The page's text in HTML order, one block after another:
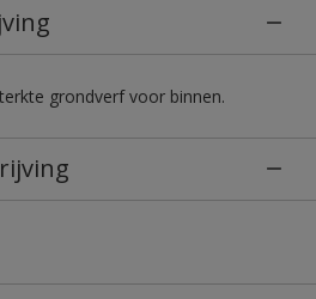
grondverf voor binnen.